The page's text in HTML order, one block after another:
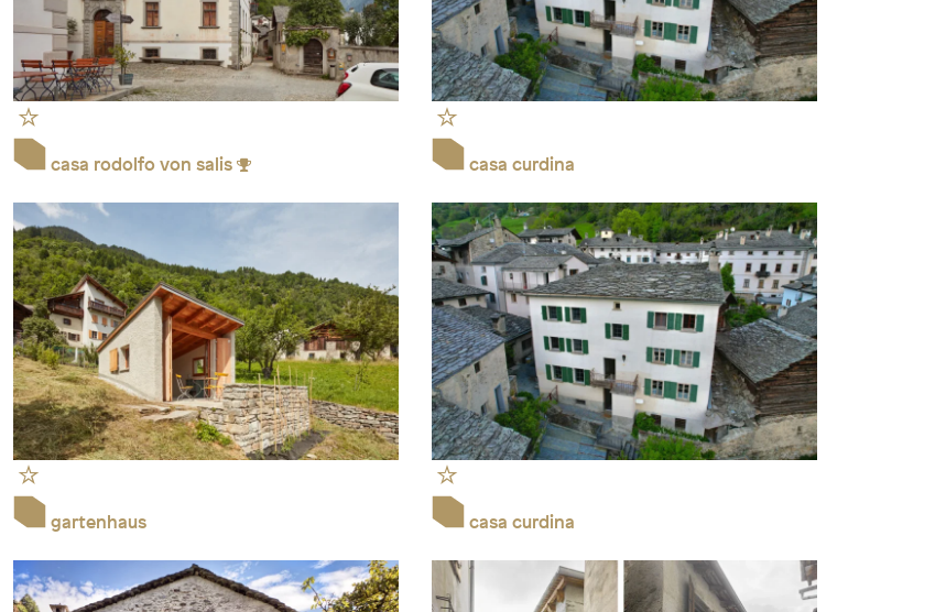
casa rodolfo von salis casa curdina
gartenhaus casa curdina